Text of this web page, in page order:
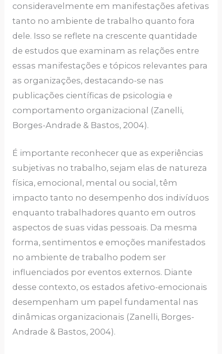
consideravelmente em manifestações afetivas
tanto no ambiente de trabalho quanto fora
dele. Isso se reflete na crescente quantidade
de estudos que examinam as relações entre
essas manifestações e tópicos relevantes para
as organizações, destacando-se nas
publicações científicas de psicologia e
comportamento organizacional (Zanelli,
Borges-Andrade & Bastos, 2004).
É importante reconhecer que as experiências
subjetivas no trabalho, sejam elas de natureza
física, emocional, mental ou social, têm
impacto tanto no desempenho dos indivíduos
enquanto trabalhadores quanto em outros
aspectos de suas vidas pessoais. Da mesma
forma, sentimentos e emoções manifestados
no ambiente de trabalho podem ser
influenciados por eventos externos. Diante
desse contexto, os estados afetivo-emocionais
desempenham um papel fundamental nas
dinâmicas organizacionais (Zanelli, Borges-
Andrade & Bastos, 2004).